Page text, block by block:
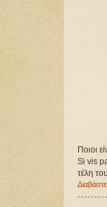
Ποιοι
Si vis
τέλη